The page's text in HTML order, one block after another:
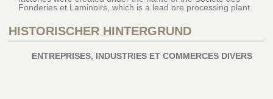
Fonderies et Laminoirs, which is a lead ore processing plant.
HISTORISCHER HINTERGRUND
ENTREPRISES, INDUSTRIES ET COMMERCES DIVERS